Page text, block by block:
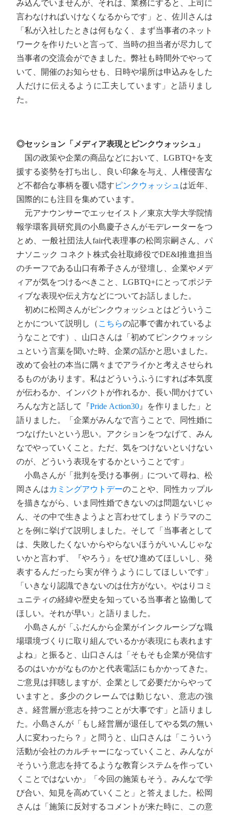
み込んでいませんが、それは、業務にすると、上司に
言わなければいけなくなるからです」と、佐川さんは
「私が入社したときは何もなく、まず当事者のネット
ワークを作りたいと言って、当時の担当者が尽力して
当事者の交流会ができました。弊社も時間外でやって
いて、開催のお知らせも、日時や場所は申込みをした
人だけに伝えるように工夫しています」と語りまし
た。
◎セッション「メディア表現とピンクウォッシュ」
国の政策や企業の商品などにおいて、LGBTQ+を支
援する姿勢を打ち出し、良い印象を与え、人権侵害な
ど不都合な事柄を覆い隠す ピンクウォッシュ は近年、
国際的にも注目を集めています。
元アナウンサーでエッセイスト／東京大学大学院情
報学環客員研究員の小島慶子さんがモデレーターをつ
とめ、一般社団法人fair代表理事の松岡宗嗣さん、パ
ナソニック コネクト株式会社取締役でDE&I推進担当
のチーフである山口有希子さんが登壇し、企業やメデ
ィアが気をつけるべきこと、LGBTQ+にとってポジテ
ィブな表現や伝え方などについてお話しました。
初めに松岡さんがピンクウォッシュとはどういうこ
とかについて説明し（ こちらの記事で書かれているよ
うなことです）、山口さんは「初めてピンクウォッシ
ュという言葉を聞いた時、企業の話かと思いました。
改めて会社の本当に隅々までアライかと考えさせられ
るものがあります。私はどういうふうにすれば本気度
が伝わるか、インパクトが作れるか、長い間かけてい
ろんな方と話して『Pride Action30』を作りました」と
語りました。「企業がみんなで言うことで、同性婚に
つなげたいという思い。アクションをつなげて、みん
なでやっていくこと。ただ、気をつけないといけない
のが、どういう表現をするかということです」
小島さんが「批判を受ける事例」について尋ね、松
岡さんはカミングアウトデーのことや、同性カップル
を描きながら、いま同性婚できないのは問題ないじゃ
ん、その中で生きようよと言わせてしまうドラマのこ
とを例に挙げて説明しました。そして「当事者として
は、失敗したくないからやらないほうがいいんじゃな
いかと言わず、『やろう』をぜひ進めてほしいし、発
表するんだったら実が伴うようにしてほしいです」
「いきなり認識できないのは仕方がない。やはりコミ
ュニティの経緯や歴史を知っている当事者と協働して
ほしい。それが早い」と語りました。
小島さんが「ふだんから企業がインクルーシブな職
場環境づくりに取り組んでいるかが表現にも表れます
よね」と振ると、山口さんは「そもそも企業が発信す
るのはいかがなものかと代表電話にもかかってきた。
ご意見は拝聴しますが、企業として必要だからやって
いますと。多少のクレームでは動じない、意志の強
さ。経営層が意志を持つことが大事です」と語りまし
た。小島さんが「もし経営層が退任してやる気の無い
人に変わったら？」と問うと、山口さんは「こういう
活動が会社のカルチャーになっていくこと、みんなが
そういう意志を持てるような教育システムを作ってい
くことではないか」「今回の施策もそう。みんなで学
び合い、知見を高めていくこと」と答えました。松岡
さんは「施策に反対するコメントが来た時に、この意